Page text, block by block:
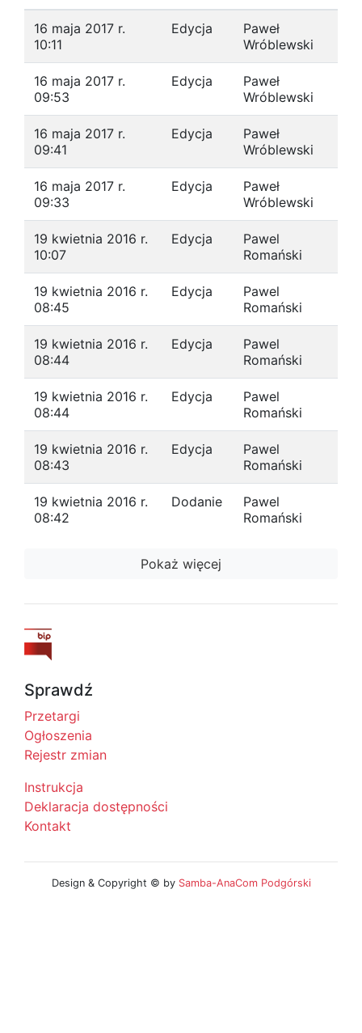
16 maja 2017 r.
10:11
Edycja
Paweł
Wróblewski
16 maja 2017 r.
09:53
Edycja
Paweł
Wróblewski
16 maja 2017 r.
09:41
Edycja
Paweł
Wróblewski
16 maja 2017 r.
09:33
Edycja
Paweł
Wróblewski
19 kwietnia 2016 r.
10:07
Edycja
Pawel
Romański
19 kwietnia 2016 r.
08:45
Edycja
Pawel
Romański
19 kwietnia 2016 r.
08:44
Edycja
Pawel
Romański
19 kwietnia 2016 r.
08:44
Edycja
Pawel
Romański
19 kwietnia 2016 r.
08:43
Edycja
Pawel
Romański
19 kwietnia 2016 r.
08:42
Dodanie
Pawel
Romański
Pokaż więcej
Sprawdź
Przetargi
Ogłoszenia
Rejestr zmian
Instrukcja
Deklaracja dostępności
Kontakt
Design & Copyright © by Samba-AnaCom Podgórski